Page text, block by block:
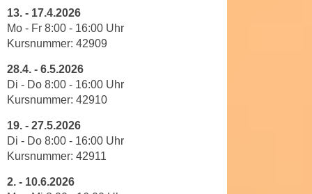
13. - 17.4.2026
Mo - Fr 8:00 - 16:00 Uhr
Kursnummer: 42909
28.4. - 6.5.2026
Di - Do 8:00 - 16:00 Uhr
Kursnummer: 42910
19. - 27.5.2026
Di - Do 8:00 - 16:00 Uhr
Kursnummer: 42911
2. - 10.6.2026
e
r
e
o
o
i
e
s
f
h
e
I
h
r
e
D
a
e